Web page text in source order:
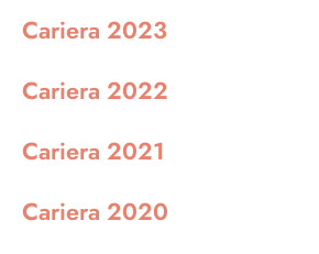
Cariera 2023
Cariera 2022
Cariera 2021
Cariera 2020